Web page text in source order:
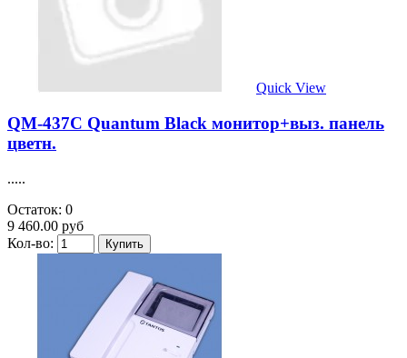
Quick View
QM-437C Quantum Black монитор+выз. панель
цветн.
.....
Остаток: 0
9 460.00 руб
Кол-во: